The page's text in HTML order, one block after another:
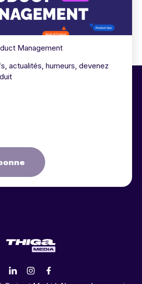
Management
actualités, humeurs, devenez